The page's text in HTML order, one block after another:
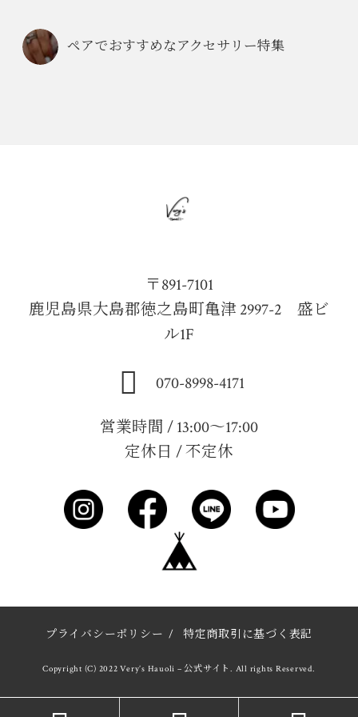
ペアでおすすめなアクセサリー特集
〒891-7101
鹿児島県大島郡徳之島町亀津 2997-2 盛ビ
ル1F
070-8998-4171
営業時間 / 13:00～17:00
定休日 / 不定休
プライバシーポリシー / 特定商取引に基づく表記
Copyright (C) 2022 Very’s Hauoli – 公式サイト. All rights Reserved.